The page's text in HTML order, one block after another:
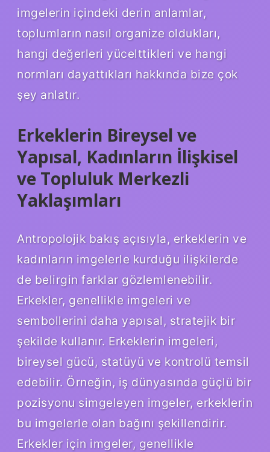
imgelerin içindeki derin anlamlar,
toplumların nasıl organize oldukları,
hangi değerleri yücelttikleri ve hangi
normları dayattıkları hakkında bize çok
şey anlatır.
Erkeklerin Bireysel ve
Yapısal, Kadınların İlişkisel
ve Topluluk Merkezli
Yaklaşımları
Antropolojik bakış açısıyla, erkeklerin ve
kadınların imgelerle kurduğu ilişkilerde
de belirgin farklar gözlemlenebilir.
Erkekler, genellikle imgeleri ve
sembollerini daha yapısal, stratejik bir
şekilde kullanır. Erkeklerin imgeleri,
bireysel gücü, statüyü ve kontrolü temsil
edebilir. Örneğin, iş dünyasında güçlü bir
pozisyonu simgeleyen imgeler, erkeklerin
bu imgelerle olan bağını şekillendirir.
Erkekler için imgeler, genellikle